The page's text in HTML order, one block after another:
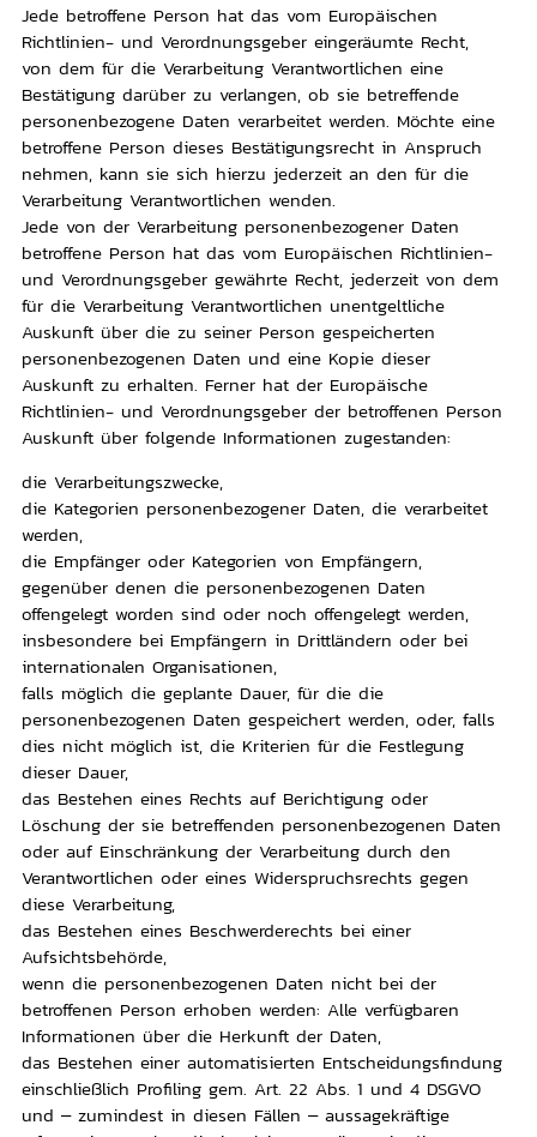
Jede betroffene Person hat das vom Europäischen
Richtlinien- und Verordnungsgeber eingeräumte Recht,
von dem für die Verarbeitung Verantwortlichen eine
Bestätigung darüber zu verlangen, ob sie betreffende
personenbezogene Daten verarbeitet werden. Möchte eine
betroffene Person dieses Bestätigungsrecht in Anspruch
nehmen, kann sie sich hierzu jederzeit an den für die
Verarbeitung Verantwortlichen wenden.
Jede von der Verarbeitung personenbezogener Daten
betroffene Person hat das vom Europäischen Richtlinien-
und Verordnungsgeber gewährte Recht, jederzeit von dem
für die Verarbeitung Verantwortlichen unentgeltliche
Auskunft über die zu seiner Person gespeicherten
personenbezogenen Daten und eine Kopie dieser
Auskunft zu erhalten. Ferner hat der Europäische
Richtlinien- und Verordnungsgeber der betroffenen Person
Auskunft über folgende Informationen zugestanden:
die Verarbeitungszwecke,
die Kategorien personenbezogener Daten, die verarbeitet
werden,
die Empfänger oder Kategorien von Empfängern,
gegenüber denen die personenbezogenen Daten
offengelegt worden sind oder noch offengelegt werden,
insbesondere bei Empfängern in Drittländern oder bei
internationalen Organisationen,
falls möglich die geplante Dauer, für die die
personenbezogenen Daten gespeichert werden, oder, falls
dies nicht möglich ist, die Kriterien für die Festlegung
dieser Dauer,
das Bestehen eines Rechts auf Berichtigung oder
Löschung der sie betreffenden personenbezogenen Daten
oder auf Einschränkung der Verarbeitung durch den
Verantwortlichen oder eines Widerspruchsrechts gegen
diese Verarbeitung,
das Bestehen eines Beschwerderechts bei einer
Aufsichtsbehörde,
wenn die personenbezogenen Daten nicht bei der
betroffenen Person erhoben werden: Alle verfügbaren
Informationen über die Herkunft der Daten,
das Bestehen einer automatisierten Entscheidungsfindung
einschließlich Profiling gem. Art. 22 Abs. 1 und 4 DSGVO
und – zumindest in diesen Fällen – aussagekräftige